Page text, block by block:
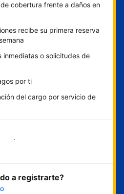
cobertura frente a daños en
recibe su primera reserva
inmediatas o solicitudes de
por ti
del cargo por servicio de
ahora
a registrarte?